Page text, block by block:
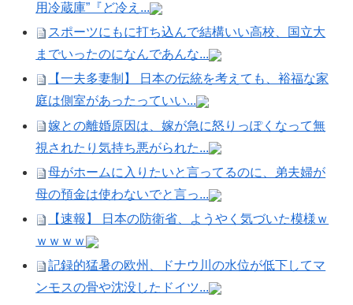
用冷蔵庫”『ど冷え...
スポーツにもに打ち込んで結構いい高校、国立大
までいったのになんであんな...
【一夫多妻制】 日本の伝統を考えても、裕福な家
庭は側室があったっていい...
嫁との離婚原因は、嫁が急に怒りっぽくなって無
視されたり気持ち悪がられた...
母がホームに入りたいと言ってるのに、弟夫婦が
母の預金は使わないでと言っ...
【速報】 日本の防衛省、ようやく気づいた模様ｗ
ｗｗｗｗ
記録的猛暑の欧州、ドナウ川の水位が低下してマ
ンモスの骨や沈没したドイツ...